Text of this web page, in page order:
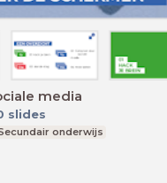
media
slides
onderwijs